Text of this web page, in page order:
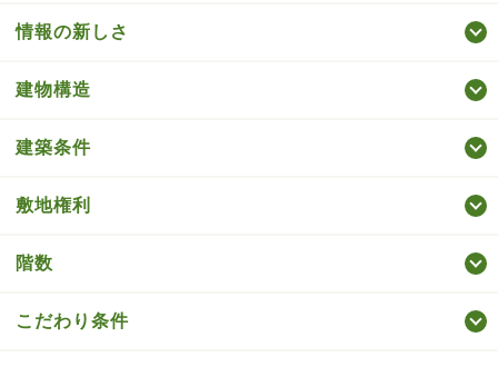
情報の新しさ
建物構造
建築条件
敷地権利
階数
こだわり条件